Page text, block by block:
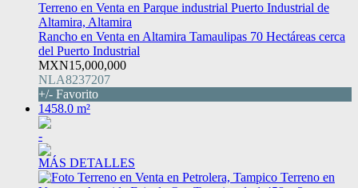
Terreno en Venta en Parque industrial Puerto Industrial de
Altamira, Altamira
Rancho en Venta en Altamira Tamaulipas 70 Hectáreas cerca
del Puerto Industrial
MXN15,000,000
NLA8237207
+/- Favorito
1458.0 m²
-
MÁS DETALLES